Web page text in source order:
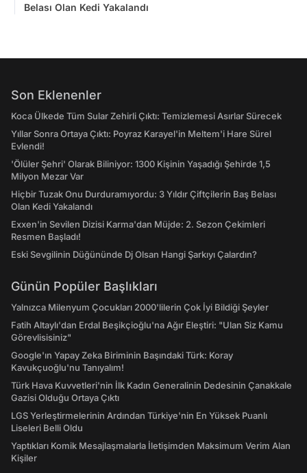
Belası Olan Kedi Yakalandı
Son Eklenenler
Koca Ülkede Tüm Sular Zehirli Çıktı: Temizlemesi Asırlar Sürecek
Yıllar Sonra Ortaya Çıktı: Poyraz Karayel'in Meltem'i Hare Sürel
Evlendi!
'Ölüler Şehri' Olarak Biliniyor: 1300 Kişinin Yaşadığı Şehirde 1,5
Milyon Mezar Var
Hiçbir Tuzak Onu Durduramıyordu: 3 Yıldır Çiftçilerin Baş Belası
Olan Kedi Yakalandı
Exxen'in Sevilen Dizisi Karma'dan Müjde: 2. Sezon Çekimleri
Resmen Başladı!
Eski Sevgilinin Düğününde Dj Olsan Hangi Şarkıyı Çalardın?
Günün Popüler Başlıkları
Yalnızca Milenyum Çocukları 2000'lilerin Çok İyi Bildiği Şeyler
Fatih Altaylı'dan Erdal Beşikçioğlu'na Ağır Eleştiri: "Ulan Siz Kamu
Görevlisisiniz"
Google'ın Yapay Zeka Biriminin Başındaki Türk: Koray
Kavukçuoğlu'nu Tanıyalım!
Türk Hava Kuvvetleri'nin İlk Kadın Generalinin Dedesinin Çanakkale
Gazisi Olduğu Ortaya Çıktı
LGS Yerleştirmelerinin Ardından Türkiye'nin En Yüksek Puanlı
Liseleri Belli Oldu
Yaptıkları Komik Mesajlaşmalarla İletişimden Maksimum Verim Alan
Kişiler